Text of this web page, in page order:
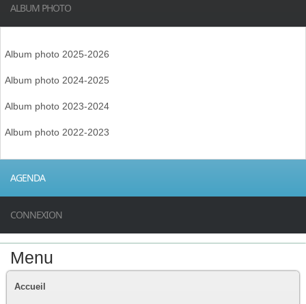
ALBUM PHOTO
Album photo 2025-2026
Album photo 2024-2025
Album photo 2023-2024
Album photo 2022-2023
AGENDA
CONNEXION
Menu
Accueil